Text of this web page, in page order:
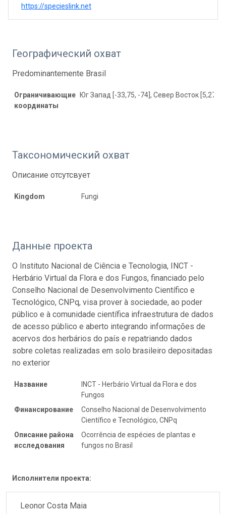
https://specieslink.net
Географический охват
Predominantemente Brasil
Ограничивающие
координаты
Юг Запад [-33,75, -74], Север Восток [5,27, -
Таксономический охват
Описание отсутсвует
Kingdom Fungi
Данные проекта
O Instituto Nacional de Ciência e Tecnologia, INCT -
Herbário Virtual da Flora e dos Fungos, financiado pelo
Conselho Nacional de Desenvolvimento Científico e
Tecnológico, CNPq, visa prover à sociedade, ao poder
público e à comunidade científica infraestrutura de dados
de acesso público e aberto integrando informações de
acervos dos herbários do país e repatriando dados
sobre coletas realizadas em solo brasileiro depositadas
no exterior
Название
INCT - Herbário Virtual da Flora e dos
Fungos
Финансирование
Conselho Nacional de Desenvolvimento
Científico e Tecnológico, CNPq
Описание района
исследования
Ocorrência de espécies de plantas e
fungos no Brasil
Исполнители проекта:
Leonor Costa Maia